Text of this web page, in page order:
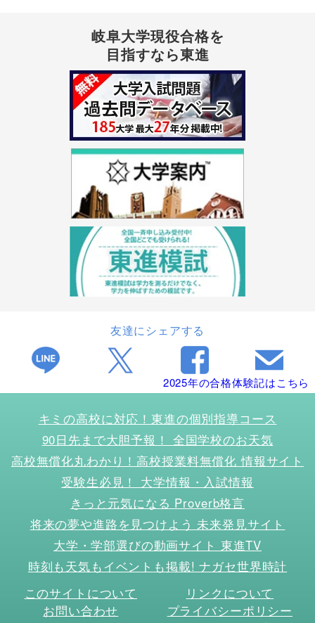
岐阜大学現役合格を
目指すなら東進
友達にシェアする
2025年の合格体験記はこちら
キミの高校に対応！東進の個別指導コース
90日先まで大胆予報！ 全国学校のお天気
高校無償化丸わかり！高校授業料無償化 情報サイト
受験生必見！ 大学情報・入試情報
きっと元気になる Proverb格言
将来の夢や進路を見つけよう 未来発見サイト
大学・学部選びの動画サイト 東進TV
時刻も天気もイベントも掲載! ナガセ世界時計
このサイトについて
リンクについて
お問い合わせ
プライバシーポリシー